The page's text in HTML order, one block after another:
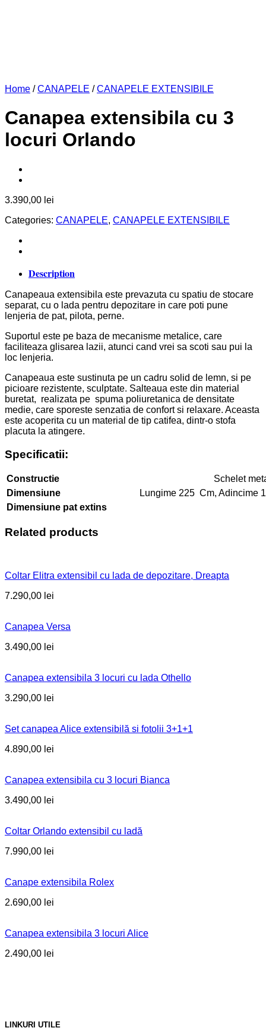
Home / CANAPELE / CANAPELE EXTENSIBILE
Canapea extensibila cu 3
locuri Orlando
3.390,00 lei
Categories: CANAPELE, CANAPELE EXTENSIBILE
Description
Canapeaua extensibila este prevazuta cu spatiu de stocare
separat, cu o lada pentru depozitare in care poti pune
lenjeria de pat, pilota, perne.
Suportul este pe baza de mecanisme metalice, care
faciliteaza glisarea lazii, atunci cand vrei sa scoti sau pui la
loc lenjeria.
Canapeaua este sustinuta pe un cadru solid de lemn, si pe
picioare rezistente, sculptate. Salteaua este din material
buretat, realizata pe spuma poliuretanica de densitate
medie, care sporeste senzatia de confort si relaxare. Aceasta
este acoperita cu un material de tip catifea, dintr-o stofa
placuta la atingere.
Specificatii:
Constructie
Schelet
Dimensiune
Lungime 225 Cm, Adincime
Dimensiune pat extins
Related products
Coltar Elitra extensibil cu lada de depozitare, Dreapta
7.290,00 lei
Canapea Versa
3.490,00 lei
Canapea extensibila 3 locuri cu lada Othello
3.290,00 lei
Set canapea Alice extensibilă si fotolii 3+1+1
4.890,00 lei
Canapea extensibila cu 3 locuri Bianca
3.490,00 lei
Coltar Orlando extensibil cu ladă
7.990,00 lei
Canape extensibila Rolex
2.690,00 lei
Canapea extensibila 3 locuri Alice
2.490,00 lei
LINKURI UTILE